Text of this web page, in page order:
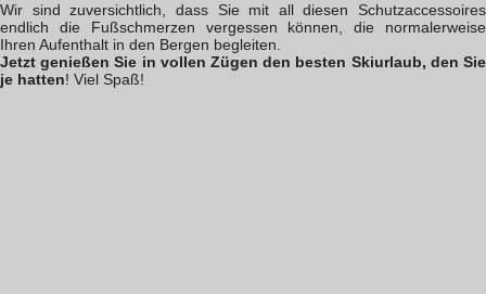
Wir sind zuversichtlich, dass Sie mit all diesen Schutzaccessoires
endlich die Fußschmerzen vergessen können, die normalerweise
Ihren Aufenthalt in den Bergen begleiten.
Jetzt genießen Sie in vollen Zügen den besten Skiurlaub, den Sie
je hatten! Viel Spaß!